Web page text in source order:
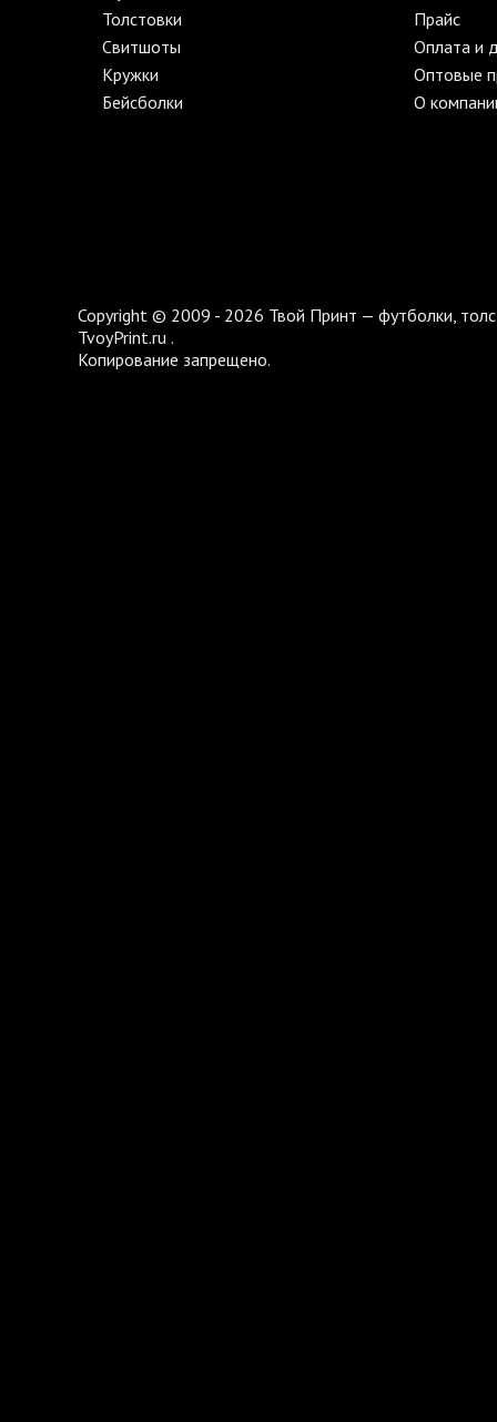
Толстовки
Свитшоты
Кружки
Бейсболки
Прайс
Оплата и
Оптовые
О
Copyright © 2009 - 2026 Твой Принт — футболки,
TvoyPrint.ru .
Копирование запрещено.